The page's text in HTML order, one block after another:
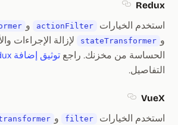
Redux
استخدم الخيارات
actionFilter و
و stateTransformer
لإزالة الإجراءات
الحساسة من مخزنك. راجع توثيق إضافة redux
التفاصيل.
VueX
استخدم الخيارات
filter و